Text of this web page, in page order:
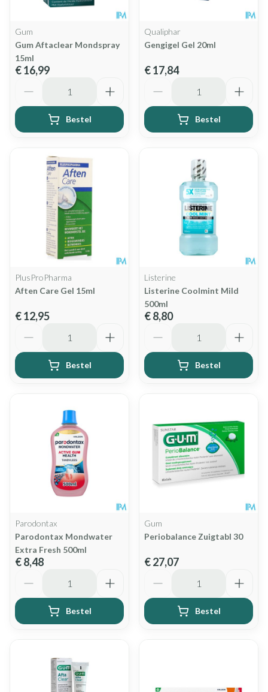
Gum
Gum Aftaclear Mondspray
15ml
€ 16,99
Bestel
Qualiphar
Gengigel Gel 20ml
€ 17,84
Bestel
PlusProPharma
Aften Care Gel 15ml
€ 12,95
Bestel
Listerine
Listerine Coolmint Mild
500ml
€ 8,80
Bestel
Parodontax
Parodontax Mondwater
Extra Fresh 500ml
€ 8,48
Bestel
Gum
Periobalance Zuigtabl 30
€ 27,07
Bestel